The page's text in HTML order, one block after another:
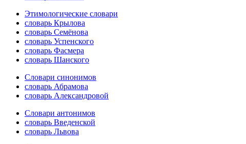
Этимологические словари
словарь Крылова
словарь Семёнова
словарь Успенского
словарь Фасмера
словарь Шанского
Словари синонимов
словарь Абрамова
словарь Александровой
Словари антонимов
словарь Введенской
словарь Львова